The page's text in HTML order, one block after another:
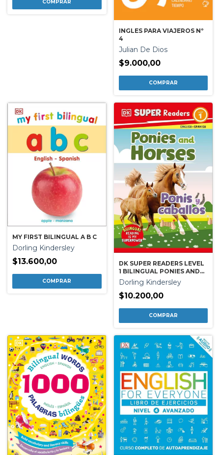
INGLES PARA VIAJEROS Nº
4
Julian De Dios
$9.000,00
MY FIRST BILINGUAL A B C
Dorling Kindersley
$13.600,00
DK SUPER READERS LEVEL
1 BILINGUAL PONIES AND
HORSES ¿ PONIS Y
CABALLOS
Dorling Kindersley
$10.200,00